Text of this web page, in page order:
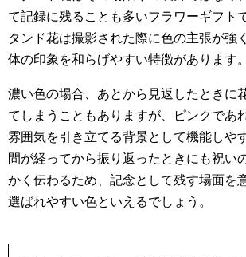
て記録に残ることも多いフラワーギフト
タンド花は撮影された際に色の主張が強
体の印象を和らげやすい特徴があります。
濃い色の場合、あとから見返したときに
てしまうこともありますが、ピンクであ
雰囲気を引き立てる背景として機能しや
間が経ってから振り返ったときにも祝い
かく伝わるため、記念として残す場面を
選ばれやすい色といえるでしょう。